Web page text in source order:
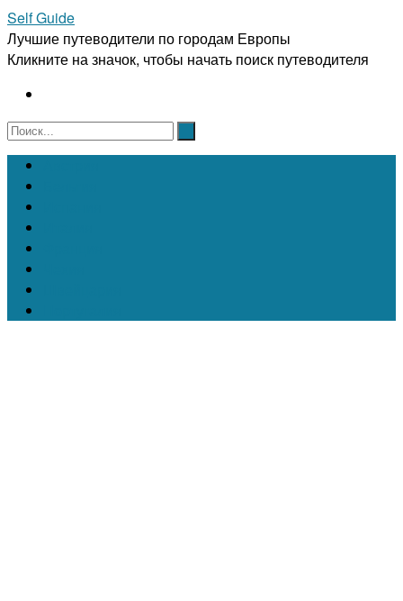
Self Guide
Лучшие путеводители по городам Европы
Кликните на значок, чтобы начать поиск путеводителя